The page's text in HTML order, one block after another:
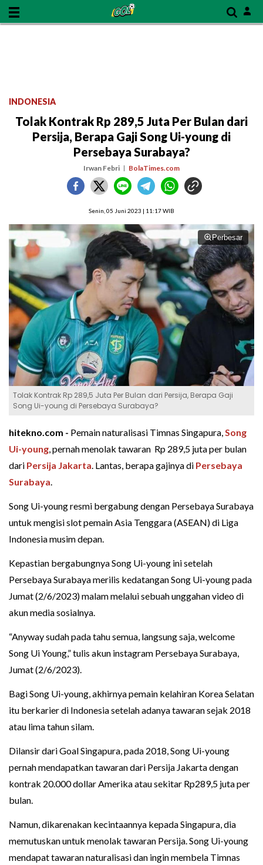
INDONESIA
Tolak Kontrak Rp 289,5 Juta Per Bulan dari
Persija, Berapa Gaji Song Ui-young di
Persebaya Surabaya?
Irwan Febri BolaTimes.com
Senin, 05 Juni 2023 | 11:17 WIB
Perbesar
Tolak Kontrak Rp 289,5 Juta Per Bulan dari Persija, Berapa Gaji
Song Ui-young di Persebaya Surabaya?
hitekno.com - Pemain naturalisasi Timnas Singapura,Song
Ui-young, pernah menolak tawaran Rp 289,5 juta per bulan
dari Persija Jakarta. Lantas, berapa gajinya di Persebaya
Surabaya.
Song Ui-young resmi bergabung dengan Persebaya Surabaya
untuk mengisi slot pemain Asia Tenggara (ASEAN) di Liga
Indonesia musim depan.
Kepastian bergabungnya Song Ui-young ini setelah
Persebaya Surabaya merilis kedatangan Song Ui-young pada
Jumat (2/6/2023) malam melalui sebuah unggahan video di
akun media sosialnya.
“Anyway sudah pada tahu semua, langsung saja, welcome
Song Ui Young,” tulis akun instagram Persebaya Surabaya,
Jumat (2/6/2023).
Bagi Song Ui-young, akhirnya pemain kelahiran Korea Selatan
itu berkarier di Indonesia setelah adanya tawaran sejak 2018
atau lima tahun silam.
Dilansir dari Goal Singapura, pada 2018, Song Ui-young
pernah mendapatkan tawaran dari Persija Jakarta dengan
kontrak 20.000 dollar Amerika atau sekitar Rp289,5 juta per
bulan.
Namun, dikarenakan kecintaannya kepada Singapura, dia
memutuskan untuk menolak tawaran Persija. Song Ui-young
mendapat tawaran naturalisasi dan ingin membela Timnas